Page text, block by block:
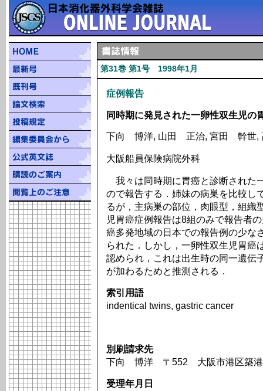
第31巻 第1号 1998年1月
症例報告
同時期に発見された一卵性双生児の
下向 博洋, 山田 正治, 宮田 幹世,
大阪船員保険病院外科
我々は同時期に胃癌と診断された
ので報告する．姉妹の病巣を比較し
るが，主病巣の部位，肉眼型，組織
児胃癌症例報告は8組のみで報告者
癌多発地域の日本での報告例の少な
られた．しかし，一卵性双生児胃癌
認められ，これは出生時の同一遺伝
が加わるためと推測される．
索引用語
indentical twins, gastric cancer
別刷請求先
下向 博洋 〒552 大阪市港区築港
受理年月日